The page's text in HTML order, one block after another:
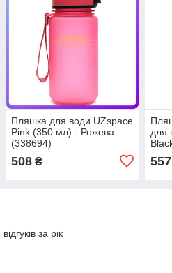
Пляшка для води UZspace
Pink (350 мл) - Рожева
(338694)
508₴
для
557
за рік